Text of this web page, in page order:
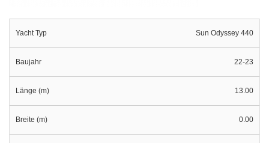
Yacht Typ Sun Odyssey 440
Baujahr 22-23
Länge (m) 13.00
Breite (m) 0.00